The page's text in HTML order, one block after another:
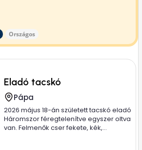
Országos
Eladó tacskó
Pápa
2026 május 18-án született tacskó eladó
Háromszor féregtelenítve egyszer oltva
van. Felmenők cser fekete, kék,...